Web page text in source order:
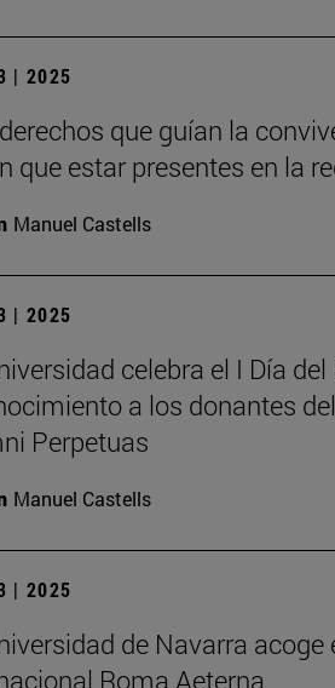
| 2025
que guían la
que estar presentes en la
Manuel Castells
| 2025
celebra el I Día
a los donantes
Perpetuas
Manuel Castells
| 2025
de Navarra acoge
Roma Aeterna